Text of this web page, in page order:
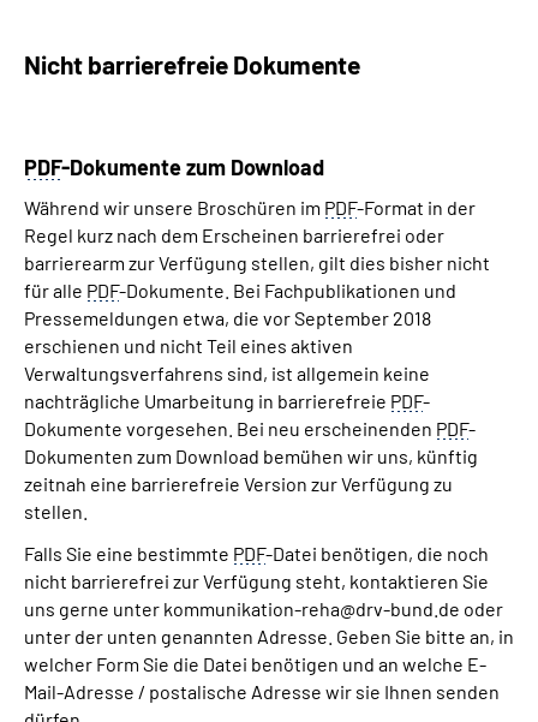
Nicht barrierefreie Dokumente
PDF-Dokumente zum Download
Während wir unsere Broschüren im PDF-Format in der
Regel kurz nach dem Erscheinen barrierefrei oder
barrierearm zur Verfügung stellen, gilt dies bisher nicht
für alle PDF-Dokumente. Bei Fachpublikationen und
Pressemeldungen etwa, die vor September 2018
erschienen und nicht Teil eines aktiven
Verwaltungsverfahrens sind, ist allgemein keine
nachträgliche Umarbeitung in barrierefreie PDF-
Dokumente vorgesehen. Bei neu erscheinenden PDF-
Dokumenten zum Download bemühen wir uns, künftig
zeitnah eine barrierefreie Version zur Verfügung zu
stellen.
Falls Sie eine bestimmte PDF-Datei benötigen, die noch
nicht barrierefrei zur Verfügung steht, kontaktieren Sie
uns gerne unter kommunikation-reha@drv-bund.de oder
unter der unten genannten Adresse. Geben Sie bitte an, in
welcher Form Sie die Datei benötigen und an welche E-
Mail-Adresse / postalische Adresse wir sie Ihnen senden